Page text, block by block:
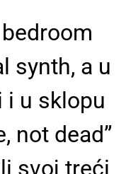
synth, a u
i u sklopu
not dead”
svoj treći